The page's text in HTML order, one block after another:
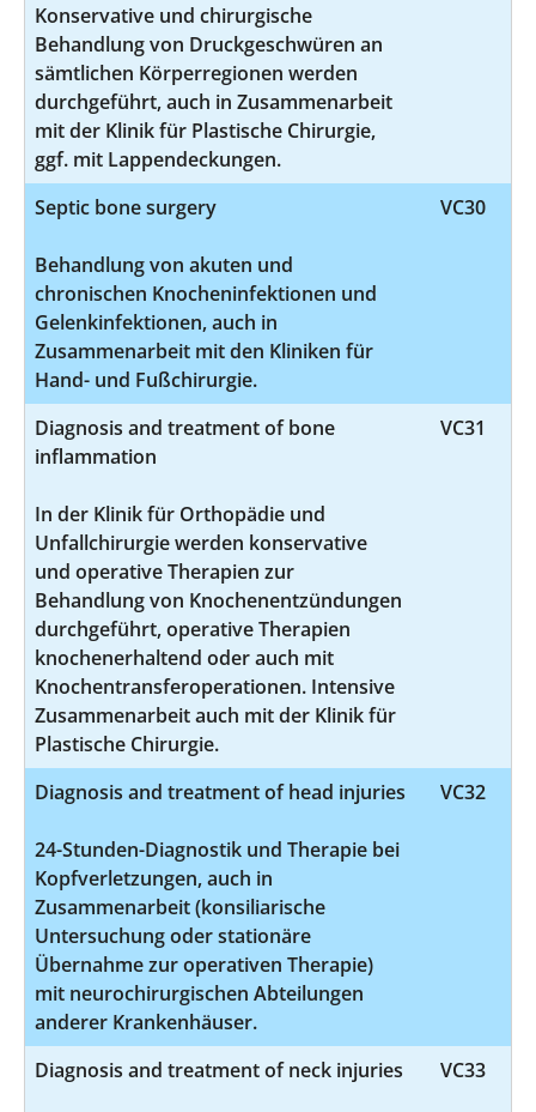
Konservative und chirurgische
Behandlung von Druckgeschwüren an
sämtlichen Körperregionen werden
durchgeführt, auch in Zusammenarbeit
mit der Klinik für Plastische Chirurgie,
ggf. mit Lappendeckungen.
Septic bone surgery
Behandlung von akuten und
chronischen Knocheninfektionen und
Gelenkinfektionen, auch in
Zusammenarbeit mit den Kliniken für
Hand- und Fußchirurgie.
VC30
Diagnosis and treatment of bone
inflammation
In der Klinik für Orthopädie und
Unfallchirurgie werden konservative
und operative Therapien zur
Behandlung von Knochenentzündungen
durchgeführt, operative Therapien
knochenerhaltend oder auch mit
Knochentransferoperationen. Intensive
Zusammenarbeit auch mit der Klinik für
Plastische Chirurgie.
VC31
Diagnosis and treatment of head injuries
24-Stunden-Diagnostik und Therapie bei
Kopfverletzungen, auch in
Zusammenarbeit (konsiliarische
Untersuchung oder stationäre
Übernahme zur operativen Therapie)
mit neurochirurgischen Abteilungen
anderer Krankenhäuser.
VC32
Diagnosis and treatment of neck injuries VC33